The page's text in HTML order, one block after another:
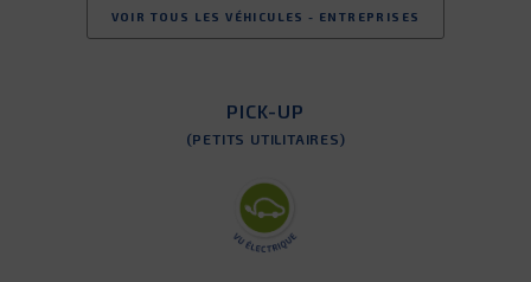
VOIR TOUS LES VÉHICULES - ENTREPRISES
PICK-UP
(PETITS UTILITAIRES)